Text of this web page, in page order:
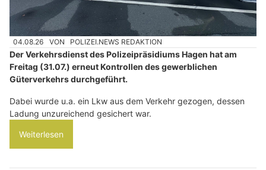
04.08.26 VON POLIZEI.NEWS REDAKTION
Der Verkehrsdienst des Polizeipräsidiums Hagen hat am
Freitag (31.07.) erneut Kontrollen des gewerblichen
Güterverkehrs durchgeführt.
Dabei wurde u.a. ein Lkw aus dem Verkehr gezogen, dessen
Ladung unzureichend gesichert war.
Weiterlesen